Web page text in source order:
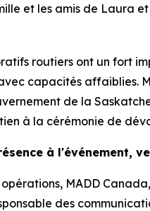
et les amis de Laura
routiers ont un fort
capacités affaiblies.
de la
à la cérémonie de
à l'événement,
MADD
des